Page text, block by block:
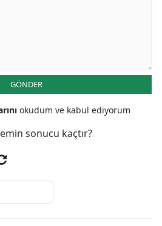
GÖNDER
okudum ve kabul ediyorum
sonucu kaçtır?